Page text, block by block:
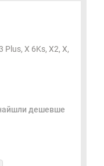
Plus, X 6Ks, X2, X,
дешевше